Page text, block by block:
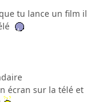
tu lance un film il
écran sur la télé et